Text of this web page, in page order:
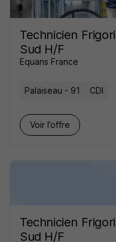
Technicien
Sud H/F
Equans France
Palaiseau - 91 CDI
Voir l’offre
Technicien
Sud H/F